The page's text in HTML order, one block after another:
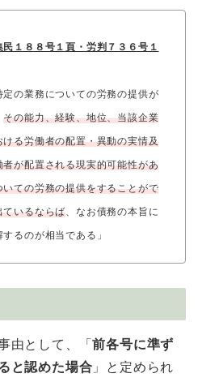
民１８８号１頁・労判７３６号１
定の業務についての労務の提供が
その能力、経験、地位、当該企業
る労働者の配置・異動の実情及
が配置される現実的可能性があ
ての労務の提供をすることがで
ているならば、なお債務の本旨に
るのが相当である」
由として、「前各号に準ず
と認めた場合 」と定められ